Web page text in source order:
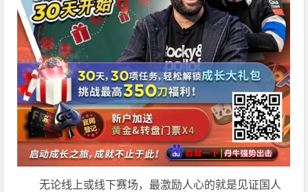
无论线上或线下赛场，最激励人心的就是见证国人